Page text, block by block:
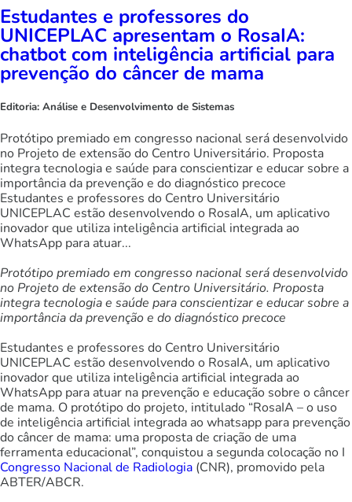
Estudantes e professores do
UNICEPLAC apresentam o RosaIA:
chatbot com inteligência artificial para
prevenção do câncer de mama
Editoria: Análise e Desenvolvimento de Sistemas
Protótipo premiado em congresso nacional será desenvolvido
no Projeto de extensão do Centro Universitário. Proposta
integra tecnologia e saúde para conscientizar e educar sobre a
importância da prevenção e do diagnóstico precoce
Estudantes e professores do Centro Universitário
UNICEPLAC estão desenvolvendo o RosaIA, um aplicativo
inovador que utiliza inteligência artificial integrada ao
WhatsApp para atuar...
Protótipo premiado em congresso nacional será desenvolvido
no Projeto de extensão do Centro Universitário. Proposta
integra tecnologia e saúde para conscientizar e educar sobre a
importância da prevenção e do diagnóstico precoce
Estudantes e professores do Centro Universitário
UNICEPLAC estão desenvolvendo o RosaIA, um aplicativo
inovador que utiliza inteligência artificial integrada ao
WhatsApp para atuar na prevenção e educação sobre o câncer
de mama. O protótipo do projeto, intitulado “RosaIA – o uso
de inteligência artificial integrada ao whatsapp para prevenção
do câncer de mama: uma proposta de criação de uma
ferramenta educacional”, conquistou a segunda colocação no I
Congresso Nacional de Radiologia (CNR), promovido pela
ABTER/ABCR.